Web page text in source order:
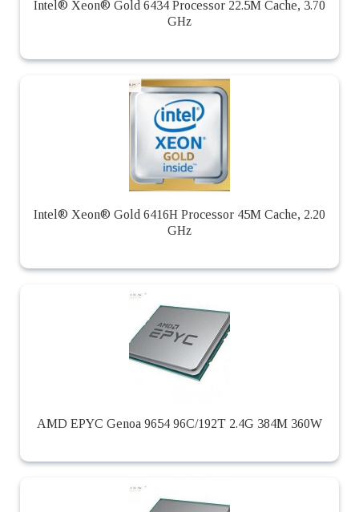
Intel® Xeon® Gold 6434 Processor 22.5M Cache, 3.70
GHz
Intel® Xeon® Gold 6416H Processor 45M Cache, 2.20
GHz
AMD EPYC Genoa 9654 96C/192T 2.4G 384M 360W